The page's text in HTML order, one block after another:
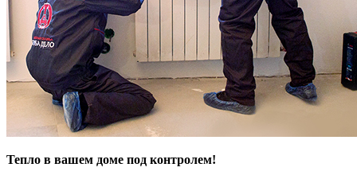
Тепло в вашем доме под контролем!